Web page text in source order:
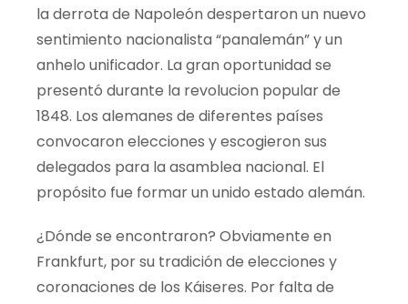
la derrota de Napoleón despertaron un nuevo
sentimiento nacionalista “panalemán”y un
anhelo unificador. La gran oportunidad se
presentó durante la revolucion popular de
1848. Los alemanes de diferentes países
convocaron elecciones y escogieron sus
delegados para la asamblea nacional. El
propósito fue formar un unido estado alemán.
¿Dónde se encontraron? Obviamente en
Frankfurt, por su tradición de elecciones y
coronaciones de los Káiseres. Por falta de